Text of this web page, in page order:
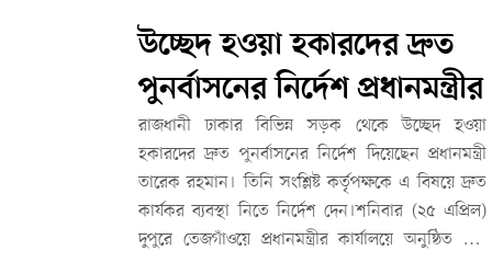
উচ্ছেদ হওয়া হকারদের দ্রুত
পুনর্বাসনের নির্দেশ প্রধানমন্ত্রীর
রাজধানী ঢাকার বিভিন্ন সড়ক থেকে উচ্ছেদ হওয়া
হকারদের দ্রুত পুনর্বাসনের নির্দেশ দিয়েছেন প্রধানমন্ত্রী
তারেক রহমান। তিনি সংশ্লিষ্ট কর্তৃপক্ষকে এ বিষয়ে দ্রুত
কার্যকর ব্যবস্থা নিতে নির্দেশ দেন।শনিবার (২৫ এপ্রিল)
দুপুরে তেজগাঁওয়ে প্রধানমন্ত্রীর কার্যালয়ে অনুষ্ঠিত এক